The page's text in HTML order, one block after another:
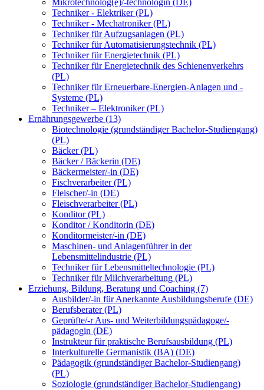
Mikrotechnolog(e)/-technologin (DE)
Techniker - Elektriker (PL)
Techniker - Mechatroniker (PL)
Techniker für Aufzugsanlagen (PL)
Techniker für Automatisierungstechnik (PL)
Techniker für Energietechnik (PL)
Techniker für Energietechnik des Schienenverkehrs
(PL)
Techniker für Erneuerbare-Energien-Anlagen und -
Systeme (PL)
Techniker – Elektroniker (PL)
Ernährungsgewerbe (13)
Biotechnologie (grundständiger Bachelor-Studiengang)
(PL)
Bäcker (PL)
Bäcker / Bäckerin (DE)
Bäckermeister/-in (DE)
Fischverarbeiter (PL)
Fleischer/-in (DE)
Fleischverarbeiter (PL)
Konditor (PL)
Konditor / Konditorin (DE)
Konditormeister/-in (DE)
Maschinen- und Anlagenführer in der
Lebensmittelindustrie (PL)
Techniker für Lebensmitteltechnologie (PL)
Techniker für Milchverarbeitung (PL)
Erziehung, Bildung, Beratung und Coaching (7)
Ausbilder/-in für Anerkannte Ausbildungsberufe (DE)
Berufsberater (PL)
Geprüfte/-r Aus- und Weiterbildungspädagoge/-
pädagogin (DE)
Instrukteur für praktische Berufsausbildung (PL)
Interkulturelle Germanistik (BA) (DE)
Pädagogik (grundständiger Bachelor-Studiengang)
(PL)
Soziologie (grundständiger Bachelor-Studiengang)